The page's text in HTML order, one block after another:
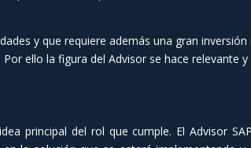
y que requiere además una gran
ello la figura del Advisor se hace relevante
principal del rol que cumple. El Advisor